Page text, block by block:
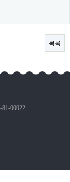
목록
00022